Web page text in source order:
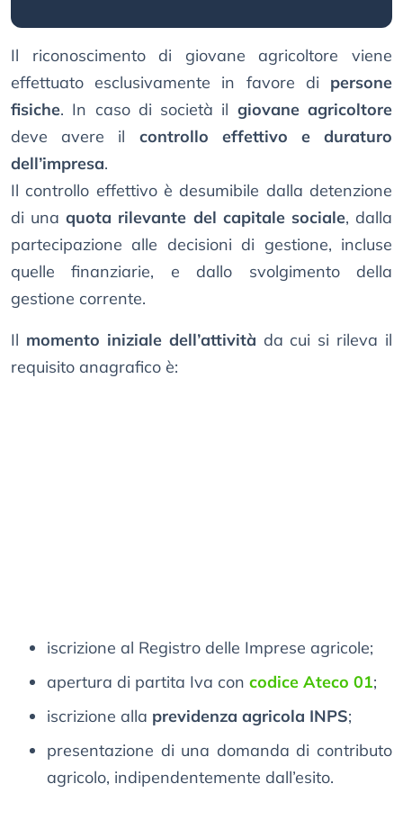
Il riconoscimento di giovane agricoltore viene
effettuato esclusivamente in favore di persone
fisiche. In caso di società il giovane agricoltore
deve avere il controllo effettivo e duraturo
dell’impresa.
Il controllo effettivo è desumibile dalla detenzione
di unaquota rilevante del capitale sociale, dalla
partecipazione alle decisioni di gestione, incluse
quelle finanziarie, e dallo svolgimento della
gestione corrente.
Il momento iniziale dell’attività da cui si rileva il
requisito anagrafico è:
iscrizione al Registro delle Imprese agricole;
apertura di partita Iva con codice Ateco 01;
iscrizione alla previdenza agricola INPS;
presentazione di una domanda di contributo
agricolo, indipendentemente dall’esito.